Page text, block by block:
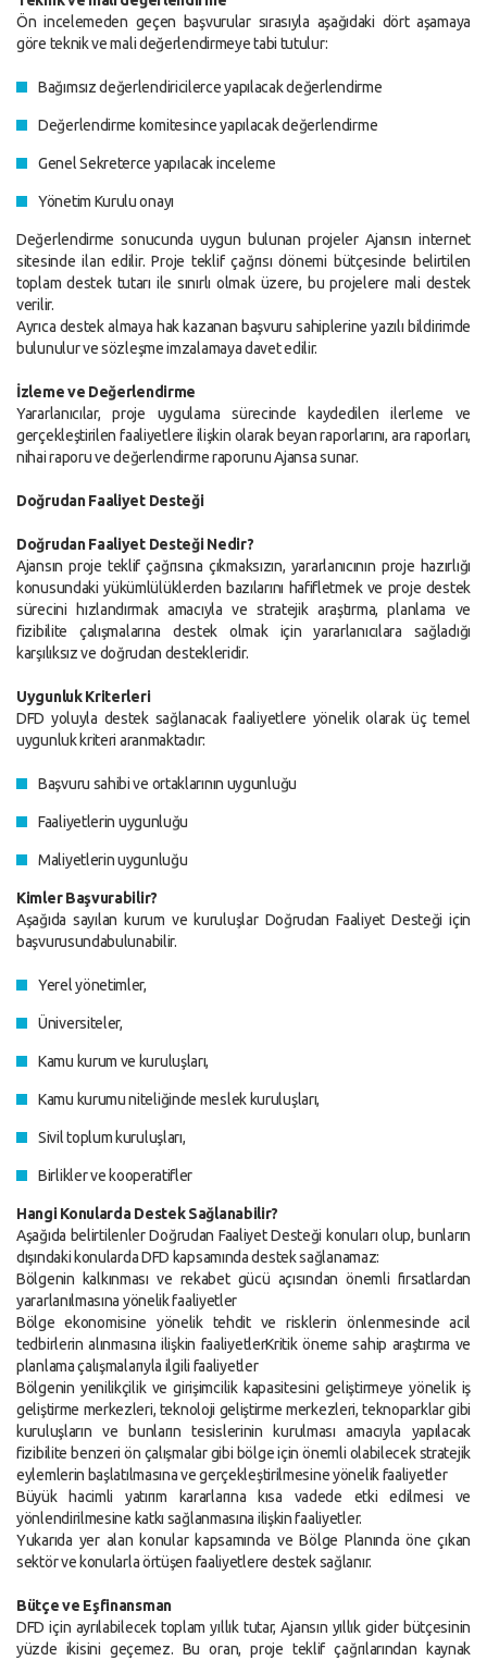
Ön incelemeden geçen başvurular sırasıyla aşağıdaki dört aşamaya
göre teknik ve mali değerlendirmeye tabi tutulur:
Bağımsız değerlendiricilerce yapılacak değerlendirme
Değerlendirme komitesince yapılacak değerlendirme
Genel Sekreterce yapılacak inceleme
Yönetim Kurulu onayı
Değerlendirme sonucunda uygun bulunan projeler Ajansın internet
sitesinde ilan edilir. Proje teklif çağrısı dönemi bütçesinde belirtilen
toplam destek tutarı ile sınırlı olmak üzere, bu projelere mali destek
verilir.
Ayrıca destek almaya hak kazanan başvuru sahiplerine yazılı bildirimde
bulunulur ve sözleşme imzalamaya davet edilir.
İzleme ve Değerlendirme
Yararlanıcılar, proje uygulama sürecinde kaydedilen ilerleme ve
gerçekleştirilen faaliyetlere ilişkin olarak beyan raporlarını, ara raporları,
nihai raporu ve değerlendirme raporunu Ajansa sunar.
Doğrudan Faaliyet Desteği
Doğrudan Faaliyet Desteği Nedir?
Ajansın proje teklif çağrısına çıkmaksızın, yararlanıcının proje hazırlığı
konusundaki yükümlülüklerden bazılarını hafifletmek ve proje destek
sürecini hızlandırmak amacıyla ve stratejik araştırma, planlama ve
fizibilite çalışmalarına destek olmak için yararlanıcılara sağladığı
karşılıksız ve doğrudan destekleridir.
Uygunluk Kriterleri
DFD yoluyla destek sağlanacak faaliyetlere yönelik olarak üç temel
uygunluk kriteri aranmaktadır:
Başvuru sahibi ve ortaklarının uygunluğu
Faaliyetlerin uygunluğu
Maliyetlerin uygunluğu
Kimler Başvurabilir?
Aşağıda sayılan kurum ve kuruluşlar Doğrudan Faaliyet Desteği için
başvurusundabulunabilir.
Yerel yönetimler,
Üniversiteler,
Kamu kurum ve kuruluşları,
Kamu kurumu niteliğinde meslek kuruluşları,
Sivil toplum kuruluşları,
Birlikler ve kooperatifler
Hangi Konularda Destek Sağlanabilir?
Aşağıda belirtilenler Doğrudan Faaliyet Desteği konuları olup, bunların
dışındaki konularda DFD kapsamında destek sağlanamaz:
Bölgenin kalkınması ve rekabet gücü açısından önemli fırsatlardan
yararlanılmasına yönelik faaliyetler
Bölge ekonomisine yönelik tehdit ve risklerin önlenmesinde acil
tedbirlerin alınmasına ilişkin faaliyetlerKritik öneme sahip araştırma ve
planlama çalışmalarıyla ilgili faaliyetler
Bölgenin yenilikçilik ve girişimcilik kapasitesini geliştirmeye yönelik iş
geliştirme merkezleri, teknoloji geliştirme merkezleri, teknoparklar gibi
kuruluşların ve bunların tesislerinin kurulması amacıyla yapılacak
fizibilite benzeri ön çalışmalar gibi bölge için önemli olabilecek stratejik
eylemlerin başlatılmasına ve gerçekleştirilmesine yönelik faaliyetler
Büyük hacimli yatırım kararlarına kısa vadede etki edilmesi ve
yönlendirilmesine katkı sağlanmasına ilişkin faaliyetler.
Yukarıda yer alan konular kapsamında ve Bölge Planında öne çıkan
sektör ve konularla örtüşen faaliyetlere destek sağlanır.
Bütçe ve Eşfinansman
DFD için ayrılabilecek toplam yıllık tutar, Ajansın yıllık gider bütçesinin
yüzde ikisini geçemez. Bu oran, proje teklif çağrılarından kaynak